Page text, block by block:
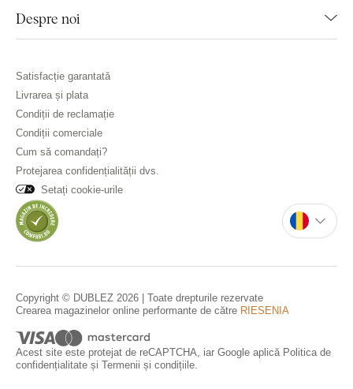
Despre noi
Satisfacție garantată
Livrarea și plata
Condiții de reclamație
Condiții comerciale
Cum să comandați?
Protejarea confidențialității dvs.
Setați cookie-urile
Copyright © DUBLEZ 2026 | Toate drepturile rezervate
Crearea magazinelor online performante de către RIESENIA
Acest site este protejat de reCAPTCHA, iar Google aplică Politica de
confidențialitate și Termenii și condițiile